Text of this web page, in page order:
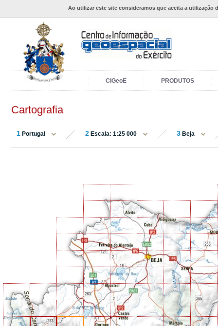
Ao utilizar este site consideramos que aceita a utilização
CIGeoE PRODUTOS
Cartografia
1 Portugal 2 Escala: 1:25 000 3 Beja